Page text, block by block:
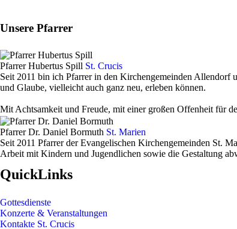
Unsere Pfarrer
Pfarrer Hubertus Spill St. Crucis
Seit 2011 bin ich Pfarrer in den Kirchengemeinden Allendorf
und Glaube, vielleicht auch ganz neu, erleben können.
Mit Achtsamkeit und Freude, mit einer großen Offenheit für
Pfarrer Dr. Daniel Bormuth St. Marien
Seit 2011 Pfarrer der Evangelischen Kirchengemeinden St.
Arbeit mit Kindern und Jugendlichen sowie die Gestaltung
QuickLinks
Gottesdienste
Konzerte & Veranstaltungen
Kontakte St. Crucis